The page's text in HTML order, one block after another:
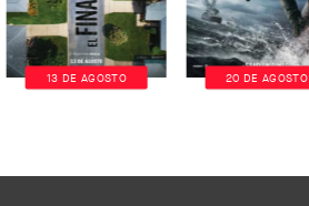
13 DE AGOSTO 20 DE AGOSTO